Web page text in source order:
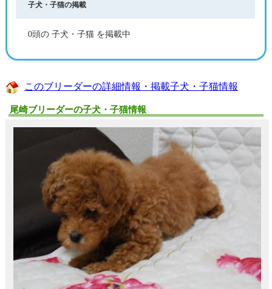
子犬・子猫の掲載
0頭の 子犬・子猫 を掲載中
このブリーダーの詳細情報・掲載子犬・子猫情報
尾崎ブリーダーの子犬・子猫情報